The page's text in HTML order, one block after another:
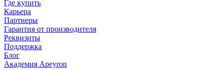
Где купить
Карьера
Партнеры
Гарантия от производителя
Реквизиты
Поддержка
Блог
Академия Apeyron